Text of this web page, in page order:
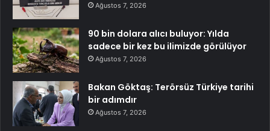
Ağustos 7, 2026
90 bin dolara alıcı buluyor: Yılda
sadece bir kez bu ilimizde görülüyor
Ağustos 7, 2026
Bakan Göktaş: Terörsüz Türkiye tarihi
bir adımdır
Ağustos 7, 2026